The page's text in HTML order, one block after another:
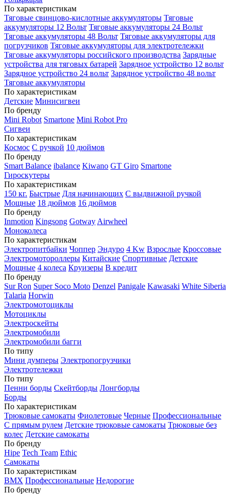
По характеристикам
Тяговые свинцово-кислотные аккумуляторы Тяговые
аккумуляторы 12 Вольт Тяговые аккумуляторы 24 Вольт
Тяговые аккумуляторы 48 Вольт Тяговые аккумуляторы для
погрузчиков Тяговые аккумуляторы для электротележки
Тяговые аккумуляторы российского производства Зарядные
устройства для тяговых батарей Зарядное устройство 12 вольт
Зарядное устройство 24 вольт Зарядное устройство 48 вольт
Тяговые аккумуляторы
По характеристикам
Детские Минисигвеи
По бренду
Mini Robot Smartone Mini Robot Pro
Сигвеи
По характеристикам
Космос С ручкой 10 дюймов
По бренду
Smart Balance ibalance Kiwano GT Giro Smartone
Гироскутеры
По характеристикам
150 кг. Быстрые Для начинающих С выдвижной ручкой
Мощные 18 дюймов 16 дюймов
По бренду
Inmotion Kingsong Gotway Airwheel
Моноколеса
По характеристикам
Электропитбайки Чоппер Эндуро 4 Kw Взрослые Кроссовые
Электромотороллеры Китайские Спортивные Детские
Мощные 4 колеса Круизеры В кредит
По бренду
Sur Ron Super Soco Moto Denzel Panigale Kawasaki White Siberia
Talaria Horwin
Электромотоциклы
Мотоциклы
Электроскейты
Электромобили
Электромобили багги
По типу
Мини думперы Электропогрузчики
Электротележки
По типу
Пенни борды Скейтборды Лонгборды
Борды
По характеристикам
Трюковые самокаты Фиолетовые Черные Профессиональные
С прямым рулем Детские трюковые самокаты Трюковые без
колес Детские самокаты
По бренду
Hipe Tech Team Ethic
Самокаты
По характеристикам
BMX Профессиональные Недорогие
По бренду